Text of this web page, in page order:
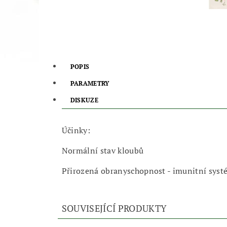
POPIS
PARAMETRY
DISKUZE
Účinky:
Normální stav kloubů
Přirozená obranyschopnost - imunitní
SOUVISEJÍCÍ PRODUKTY